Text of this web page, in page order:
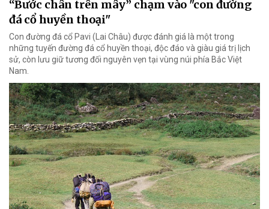
“Bước chân trên mây” chạm vào "con đường
đá cổ huyền thoại"
Con đường đá cổ Pavi (Lai Châu) được đánh giá là một trong
những tuyến đường đá cổ huyền thoại, độc đáo và giàu giá trị lịch
sử, còn lưu giữ tương đối nguyên vẹn tại vùng núi phía Bắc Việt
Nam.